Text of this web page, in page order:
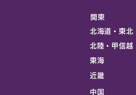
関東
北海道・東北
北陸・甲信越
東海
近畿
中国